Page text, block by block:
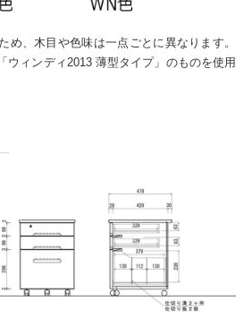
め、木目や色味は一点ごとに異なります。
ウィンディ2013 薄型タイプ」のものを使用